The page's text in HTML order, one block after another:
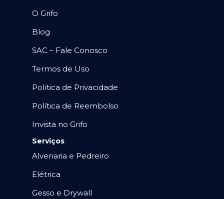
O Grifo
Blog
SAC – Fale Conosco
Termos de Uso
Política de Privacidade
Política de Reembolso
Invista no Grifo
Serviços
Alvenaria e Pedreiro
Elétrica
Gesso e Drywall